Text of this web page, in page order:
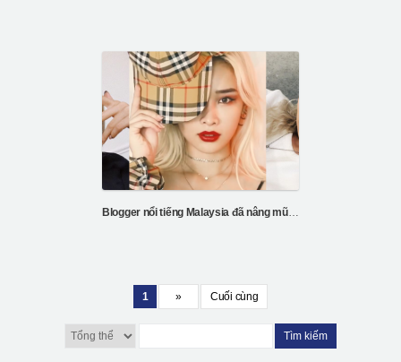
Blogger nổi tiếng Malaysia đã nâng mũi và tiêm mỡ tại Hàn Quốc
1 » Cuối cùng
Tìm kiếm